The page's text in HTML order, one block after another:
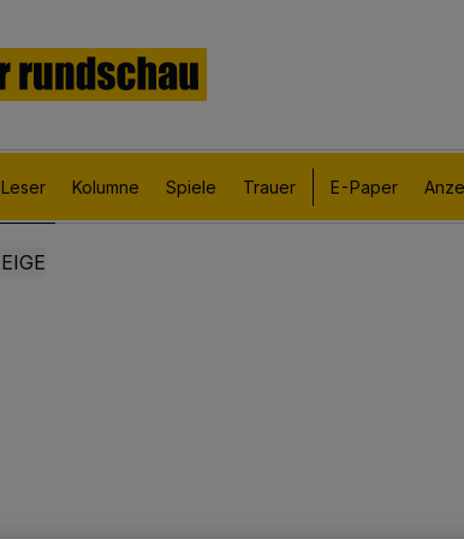
Leser Kolumne Spiele Trauer E-Paper